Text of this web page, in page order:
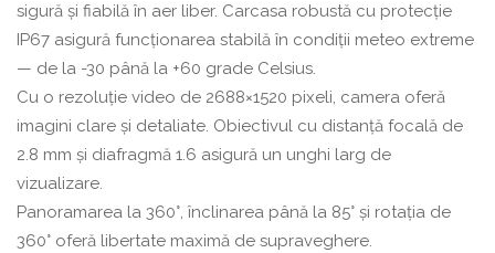
sigură și fiabilă în aer liber. Carcasa robustă cu protecție
IP67 asigură funcționarea stabilă în condiții meteo extreme
— de la -30 până la +60 grade Celsius.
Cu o rezoluție video de 2688×1520 pixeli, camera oferă
imagini clare și detaliate. Obiectivul cu distanță focală de
2.8 mm și diafragmă 1.6 asigură un unghi larg de
vizualizare.
Panoramarea la 360°, înclinarea până la 85° și rotația de
360° oferă libertate maximă de supraveghere.